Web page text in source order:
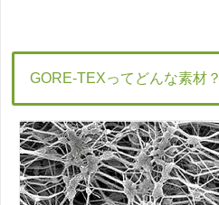
GORE-TEXってどんな素材？